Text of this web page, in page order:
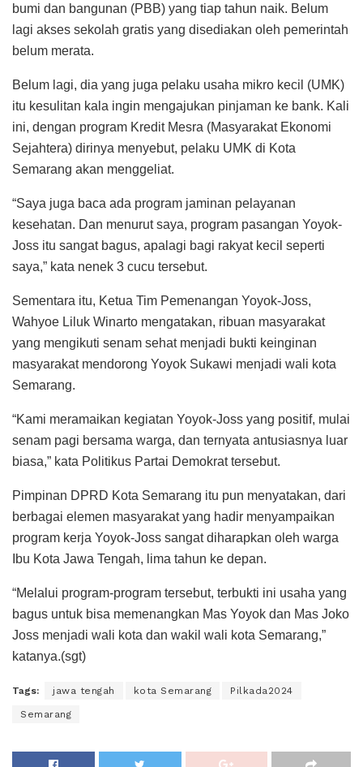
bumi dan bangunan (PBB) yang tiap tahun naik. Belum
lagi akses sekolah gratis yang disediakan oleh pemerintah
belum merata.
Belum lagi, dia yang juga pelaku usaha mikro kecil (UMK)
itu kesulitan kala ingin mengajukan pinjaman ke bank. Kali
ini, dengan program Kredit Mesra (Masyarakat Ekonomi
Sejahtera) dirinya menyebut, pelaku UMK di Kota
Semarang akan menggeliat.
“Saya juga baca ada program jaminan pelayanan
kesehatan. Dan menurut saya, program pasangan Yoyok-
Joss itu sangat bagus, apalagi bagi rakyat kecil seperti
saya,” kata nenek 3 cucu tersebut.
Sementara itu, Ketua Tim Pemenangan Yoyok-Joss,
Wahyoe Liluk Winarto mengatakan, ribuan masyarakat
yang mengikuti senam sehat menjadi bukti keinginan
masyarakat mendorong Yoyok Sukawi menjadi wali kota
Semarang.
“Kami meramaikan kegiatan Yoyok-Joss yang positif, mulai
senam pagi bersama warga, dan ternyata antusiasnya luar
biasa,” kata Politikus Partai Demokrat tersebut.
Pimpinan DPRD Kota Semarang itu pun menyatakan, dari
berbagai elemen masyarakat yang hadir menyampaikan
program kerja Yoyok-Joss sangat diharapkan oleh warga
Ibu Kota Jawa Tengah, lima tahun ke depan.
“Melalui program-program tersebut, terbukti ini usaha yang
bagus untuk bisa memenangkan Mas Yoyok dan Mas Joko
Joss menjadi wali kota dan wakil wali kota Semarang,”
katanya.(sgt)
Tags: jawa tengah kota Semarang Pilkada2024
Semarang